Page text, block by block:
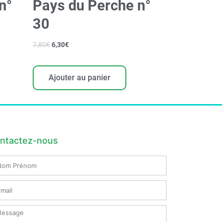
Pays du Perche n°
30
7,80€6,30€
Ajouter au panier
nous